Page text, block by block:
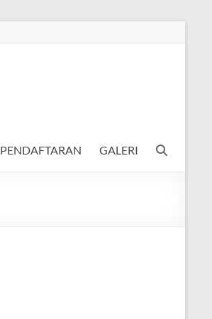
PENDAFTARAN GALERI